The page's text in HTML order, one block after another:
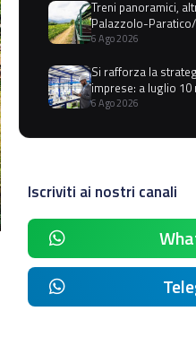
Treni panoramici,
Palazzolo-
6 Ago 2026
Si rafforza la
imprese: a luglio 10
6 Ago 2026
Iscriviti ai nostri canali